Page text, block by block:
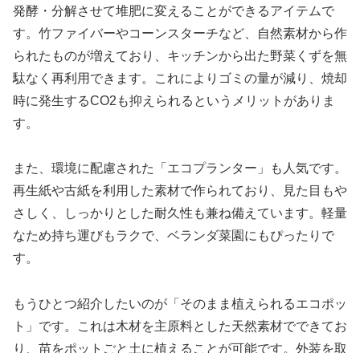
発酵・分解させて堆肥に変えることができるアイテムで
す。竹ファイバーやコーンスターチなど、自然素材から作
られたものが増えており、キッチンから出た野菜くずを無
駄なく再利用できます。これによりゴミの量が減り、焼却
時に発生するCO2も抑えられるというメリットがありま
す。
また、環境に配慮された「エコプランター」も人気です。
再生紙や古紙を利用した素材で作られており、見た目もや
さしく、しっかりとした耐久性も兼ね備えています。軽量
なため持ち運びもラクで、ベランダ菜園にもぴったりで
す。
もうひとつ紹介したいのが「そのまま植えられるエコポッ
ト」です。これは木材を主原料とした天然素材でできてお
り、苗をポットごと土に植えることが可能です。外装を取